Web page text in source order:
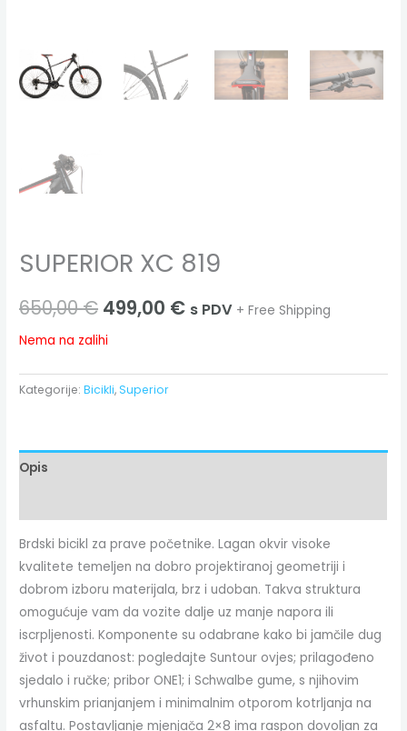
SUPERIOR XC 819
650,00€ 499,00 € s PDV + Free Shipping
Nema na zalihi
Kategorije:Bicikli,Superior
Opis
Brdski bicikl za prave početnike. Lagan okvir visoke
kvalitete temeljen na dobro projektiranoj geometriji i
dobrom izboru materijala, brz i udoban. Takva struktura
omogućuje vam da vozite dalje uz manje napora ili
iscrpljenosti. Komponente su odabrane kako bi jamčile dug
život i pouzdanost: pogledajte Suntour ovjes; prilagođeno
sjedalo i ručke; pribor ONE1; i Schwalbe gume, s njihovim
vrhunskim prianjanjem i minimalnim otporom kotrljanja na
asfaltu. Postavljanje mjenjača 2×8 ima raspon dovoljan za